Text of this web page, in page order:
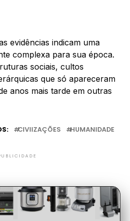
evidências indicam uma
complexa para sua época.
sociais, cultos
que só apareceram
anos mais tarde em outras
CIVIIZAÇÕES
HUMANIDADE